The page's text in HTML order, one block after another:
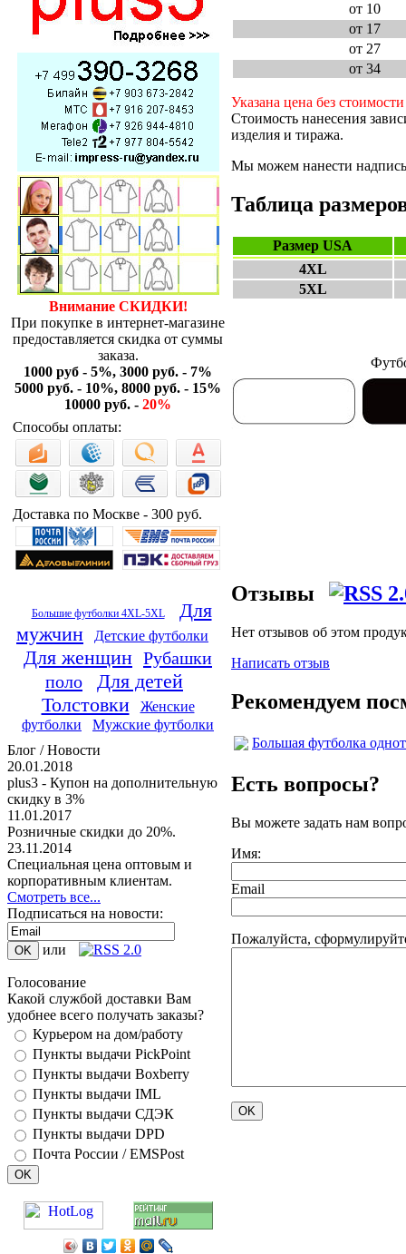
Внимание СКИДКИ!
При покупке в интернет-магазине
предоставляется скидка от суммы
заказа.
1000 руб - 5%, 3000 руб. - 7%
5000 руб. - 10%, 8000 руб. - 15%
10000 руб. - 20%
Способы оплаты:
Доставка по Москве - 300 руб.
Большие футболки 4XL-5XL
Для
мужчин
Детские футболки
Для женщин Рубашки
поло
Для детей
Толстовки
Женские
футболки
Мужские футболки
Блог / Новости
20.01.2018
plus3 - Купон на дополнительную
скидку в 3%
11.01.2017
Розничные скидки до 20%.
23.11.2014
Специальная цена оптовым и
корпоративным клиентам.
Смотреть все...
Подписаться на новости:
или
Голосование
Какой службой доставки Вам
удобнее всего получать заказы?
Курьером на дом/работу
Пункты выдачи PickPoint
Пункты выдачи Boxberry
Пункты выдачи IML
Пункты выдачи СДЭК
Пункты выдачи DPD
Почта России / EMSPost
от 10
от 17
от 27
от 34
Указана цена без
Стоимость нанесения
изделия и тиража.
Мы можем нанести
Таблица
Размер USA
4XL
5XL
Отзывы
Нет отзывов об этом
Написать отзыв
Рекомендуем
Большая футболка
Есть вопросы?
Вы можете задать нам
Имя:
Email
Пожалуйста,